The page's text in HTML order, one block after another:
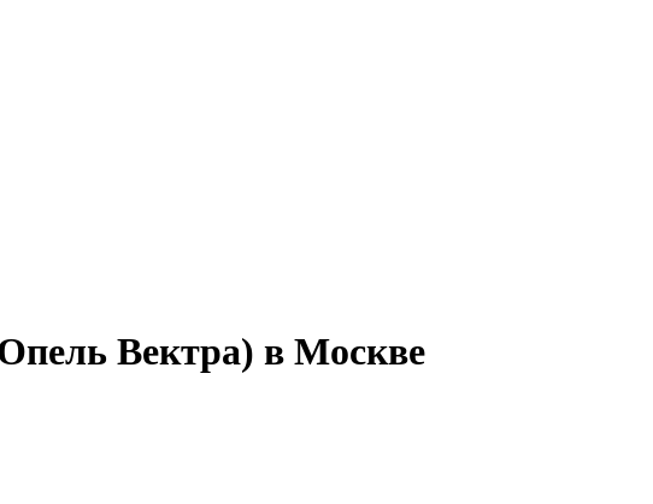
Вектра) в Москве